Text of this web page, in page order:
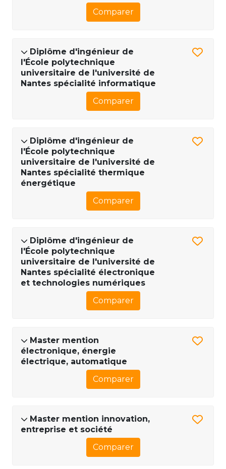
Comparer
Diplôme d'ingénieur de
l'École polytechnique
universitaire de l'université de
Nantes spécialité informatique
Comparer
Diplôme d'ingénieur de
l'École polytechnique
universitaire de l'université de
Nantes spécialité thermique
énergétique
Comparer
Diplôme d'ingénieur de
l'École polytechnique
universitaire de l'université de
Nantes spécialité électronique
et technologies numériques
Comparer
Master mention
électronique, énergie
électrique, automatique
Comparer
Master mention innovation,
entreprise et société
Comparer